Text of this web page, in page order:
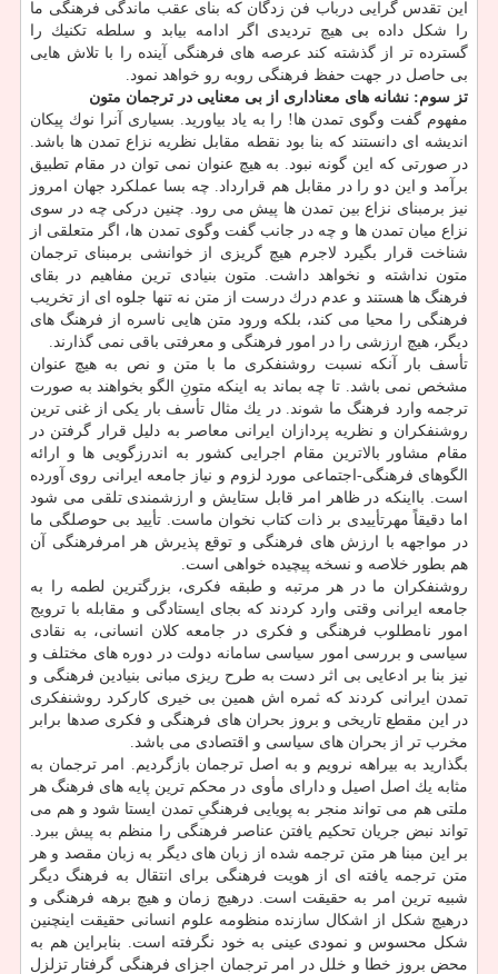
این تقدس گرایی درباب فن زدگان كه بنای عقب ماندگی فرهنگی ما
را شكل داده بی هیچ تردیدی اگر ادامه بیابد و سلطه تكنیك را
گسترده تر از گذشته كند عرصه های فرهنگی آینده را با تلاش هایی
بی حاصل در جهت حفظ فرهنگی روبه رو خواهد نمود.
تز سوم: نشانه های معناداری از بی معنایی در ترجمان متون
مفهوم گفت وگوی تمدن ها! را به یاد بیاورید. بسیاری آنرا نوك پیكان
اندیشه ای دانستند كه بنا بود نقطه مقابل نظریه نزاع تمدن ها باشد.
در صورتی كه این گونه نبود. به هیچ عنوان نمی توان در مقام تطبیق
برآمد و این دو را در مقابل هم قرارداد. چه بسا عملكرد جهان امروز
نیز برمبنای نزاع بین تمدن ها پیش می رود. چنین دركی چه در سوی
نزاع میان تمدن ها و چه در جانب گفت وگوی تمدن ها، اگر متعلقی از
شناخت قرار بگیرد لاجرم هیچ گریزی از خوانشی برمبنای ترجمان
متون نداشته و نخواهد داشت. متون بنیادی ترین مفاهیم در بقای
فرهنگ ها هستند و عدم درك درست از متن نه تنها جلوه ای از تخریب
فرهنگی را محیا می كند، بلكه ورود متن هایی ناسره از فرهنگ های
دیگر، هیچ ارزشی را در امور فرهنگی و معرفتی باقی نمی گذارند.
تأسف بار آنكه نسبت روشنفكری ما با متن و نص به هیچ عنوان
مشخص نمی باشد. تا چه بماند به اینكه متونِ الگو بخواهند به صورت
ترجمه وارد فرهنگ ما شوند. در یك مثال تأسف بار یكی از غنی ترین
روشنفكران و نظریه پردازان ایرانی معاصر به دلیل قرار گرفتن در
مقام مشاور بالاترین مقام اجرایی كشور به اندرزگویی ها و ارائه
الگوهای فرهنگی-اجتماعی مورد لزوم و نیاز جامعه ایرانی روی آورده
است. بااینكه در ظاهر امر قابل ستایش و ارزشمندی تلقی می شود
اما دقیقاً مهرتأییدی بر ذات كتاب نخوان ماست. تأیید بی حوصلگی ما
در مواجهه با ارزش های فرهنگی و توقع پذیرش هر امرفرهنگی آن
هم بطور خلاصه و نسخه پیچیده خواهی است.
روشنفكران ما در هر مرتبه و طبقه فكری، بزرگترین لطمه را به
جامعه ایرانی وقتی وارد كردند كه بجای ایستادگی و مقابله با ترویج
امور نامطلوب فرهنگی و فكری در جامعه كلان انسانی، به نقادی
سیاسی و بررسی امور سیاسی سامانه دولت در دوره های مختلف و
نیز بنا بر ادعایی بی اثر دست به طرح ریزی مبانی بنیادین فرهنگی و
تمدن ایرانی كردند كه ثمره اش همین بی خیری كاركرد روشنفكری
در این مقطع تاریخی و بروز بحران های فرهنگی و فكری صدها برابر
مخرب تر از بحران های سیاسی و اقتصادی می باشد.
بگذارید به بیراهه نرویم و به اصل ترجمان بازگردیم. امر ترجمان به
مثابه یك اصل اصیل و دارای مأوی در محكم ترین پایه های فرهنگ هر
ملتی هم می تواند منجر به پویایی فرهنگیِ تمدن ایستا شود و هم می
تواند نبض جریان تحكیم یافتن عناصر فرهنگی را منظم به پیش ببرد.
بر این مبنا هر متن ترجمه شده از زبان های دیگر به زبان مقصد و هر
متن ترجمه یافته ای از هویت فرهنگی برای انتقال به فرهنگ دیگر
شبیه ترین امر به حقیقت است. درهیچ زمان و هیچ برهه فرهنگی و
درهیچ شكل از اشكال سازنده منظومه علوم انسانی حقیقت اینچنین
شكل محسوس و نمودی عینی به خود نگرفته است. بنابراین هم به
محض بروز خطا و خلل در امر ترجمان اجزای فرهنگی گرفتار تزلزل